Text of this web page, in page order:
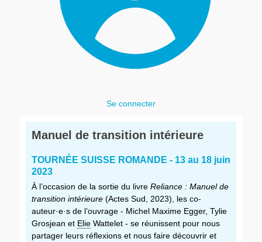
Se connecter
Manuel de transition intérieure
TOURNÉE SUISSE ROMANDE - 13 au 18 juin
2023
À l’occasion de la sortie du livre Reliance : Manuel de
transition intérieure (Actes Sud, 2023), les co-
auteur·e·s de l’ouvrage - Michel Maxime Egger, Tylie
Grosjean et Elie Wattelet - se réunissent pour nous
partager leurs réflexions et nous faire découvrir et